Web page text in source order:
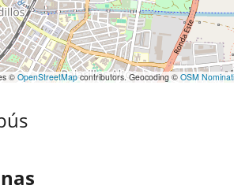
© OpenStreetMapcontributors. Geocoding © OSM